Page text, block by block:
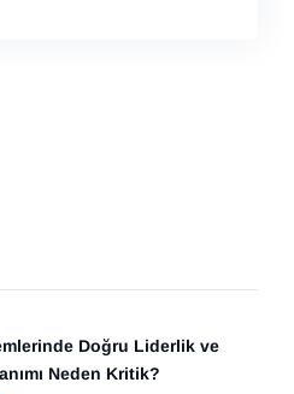
Doğru Liderlik ve
Neden Kritik?